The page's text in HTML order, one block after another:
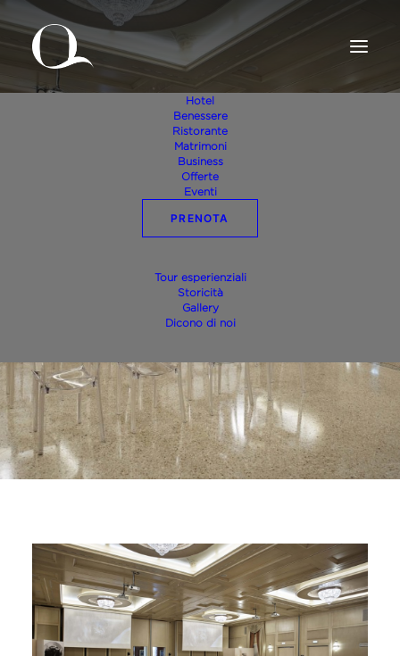
Hotel
Benessere
Ristorante
Matrimoni
Business
Offerte
Eventi
PRENOTA
Tour esperienziali
Storicità
Gallery
Dicono di noi
Sala Cà Florian da 210mq